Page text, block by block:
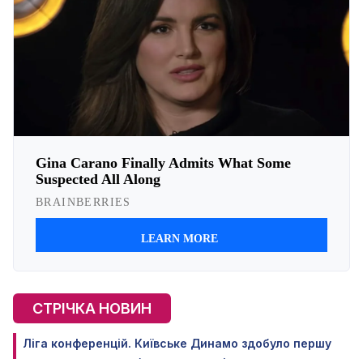
СТРІЧКА НОВИН
Ліга конференцій. Київське Динамо здобуло першу